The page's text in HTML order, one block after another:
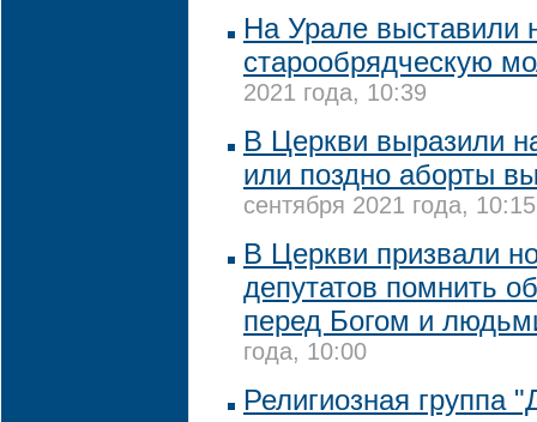
На Урале выставили
старообрядческую
2021 года, 10:39
В Церкви выразили
или поздно аборты
сентября 2021 года, 10:15
В Церкви призвали
депутатов помнить
перед Богом и
года, 10:00
Религиозная группа